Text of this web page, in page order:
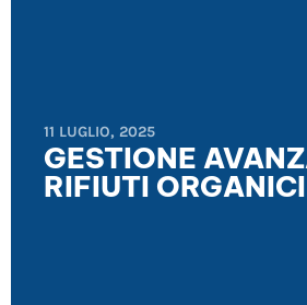
11 LUGLIO, 2025
GESTIONE
RIFIUTI ORGANICI